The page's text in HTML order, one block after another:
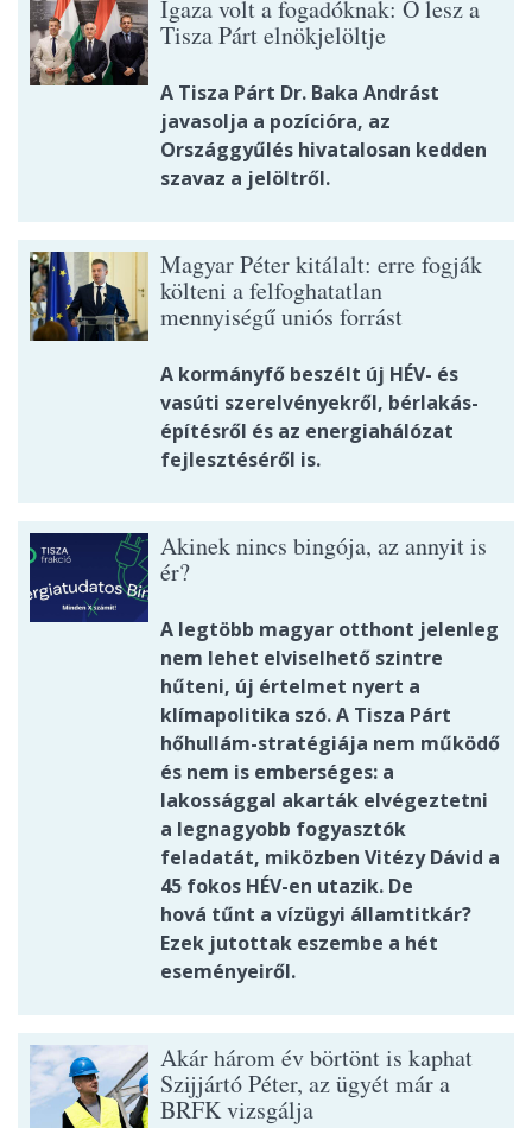
Igaza volt a fogadóknak: Ő lesz a
Tisza Párt elnökjelöltje
A Tisza Párt Dr. Baka Andrást
javasolja a pozícióra, az
Országgyűlés hivatalosan kedden
szavaz a jelöltről.
Magyar Péter kitálalt: erre fogják
költeni a felfoghatatlan
mennyiségű uniós forrást
A kormányfő beszélt új HÉV- és
vasúti szerelvényekről, bérlakás-
építésről és az energiahálózat
fejlesztéséről is.
Akinek nincs bingója, az annyit is
ér?
A legtöbb magyar otthont jelenleg
nem lehet elviselhető szintre
hűteni, új értelmet nyert a
klímapolitika szó. A Tisza Párt
hőhullám-stratégiája nem működő
és nem is emberséges: a
lakossággal akarták elvégeztetni
a legnagyobb fogyasztók
feladatát, miközben Vitézy Dávid a
45 fokos HÉV-en utazik. De
hová tűnt a vízügyi államtitkár?
Ezek jutottak eszembe a hét
eseményeiről.
Akár három év börtönt is kaphat
Szijjártó Péter, az ügyét már a
BRFK vizsgálja